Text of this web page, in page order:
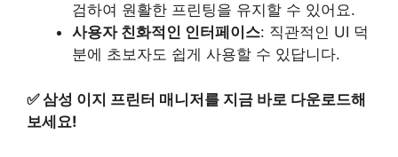
검하여 원활한 프린팅을 유지할 수 있어요.
사용자 친화적인 인터페이스: 직관적인 UI 덕
분에 초보자도 쉽게 사용할 수 있답니다.
✅삼성 이지 프린터 매니저를 지금 바로 다운로드해
보세요!